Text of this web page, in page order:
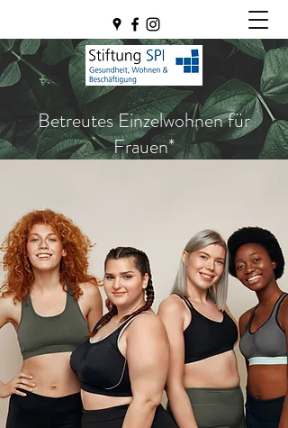
Betreutes Einzelwohnen für
Frauen*